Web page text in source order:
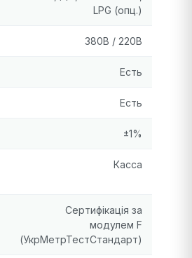
LPG (опц.)
380В / 220В
Есть
Есть
±1%
Касса
Сертифікація за
модулем F
(УкрМетрТестСтандарт)